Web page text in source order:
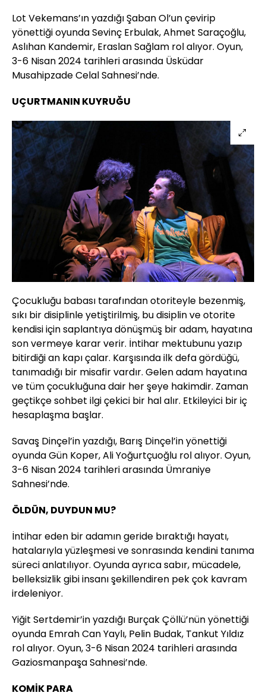
Lot Vekemans’ın yazdığı Şaban Ol’un çevirip
yönettiği oyunda Sevinç Erbulak, Ahmet Saraçoğlu,
Aslıhan Kandemir, Eraslan Sağlam rol alıyor. Oyun,
3-6 Nisan 2024 tarihleri arasında Üsküdar
Musahipzade Celal Sahnesi’nde.
UÇURTMANIN KUYRUĞU
Çocukluğu babası tarafından otoriteyle bezenmiş,
sıkı bir disiplinle yetiştirilmiş, bu disiplin ve otorite
kendisi için saplantıya dönüşmüş bir adam, hayatına
son vermeye karar verir. İntihar mektubunu yazıp
bitirdiği an kapı çalar. Karşısında ilk defa gördüğü,
tanımadığı bir misafir vardır. Gelen adam hayatına
ve tüm çocukluğuna dair her şeye hakimdir. Zaman
geçtikçe sohbet ilgi çekici bir hal alır. Etkileyici bir iç
hesaplaşma başlar.
Savaş Dinçel’in yazdığı, Barış Dinçel’in yönettiği
oyunda Gün Koper, Ali Yoğurtçuoğlu rol alıyor. Oyun,
3-6 Nisan 2024 tarihleri arasında Ümraniye
Sahnesi’nde.
ÖLDÜN, DUYDUN MU?
İntihar eden bir adamın geride bıraktığı hayatı,
hatalarıyla yüzleşmesi ve sonrasında kendini tanıma
süreci anlatılıyor. Oyunda ayrıca sabır, mücadele,
belleksizlik gibi insanı şekillendiren pek çok kavram
irdeleniyor.
Yiğit Sertdemir’in yazdığı Burçak Çöllü’nün yönettiği
oyunda Emrah Can Yaylı, Pelin Budak, Tankut Yıldız
rol alıyor. Oyun, 3-6 Nisan 2024 tarihleri arasında
Gaziosmanpaşa Sahnesi’nde.
KOMİK PARA